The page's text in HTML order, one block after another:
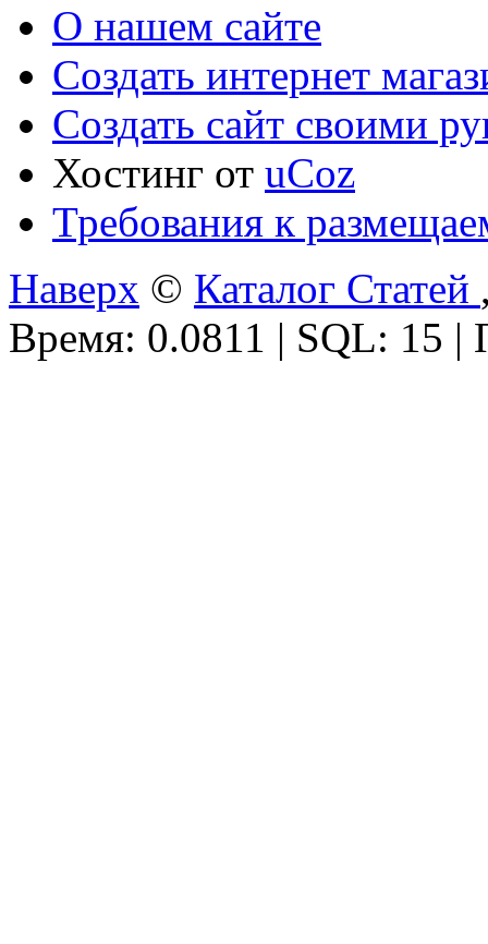
О нашем сайте
Создать интернет
Создать сайт своими
Хостинг от uCoz
Требования к
Наверх © Каталог Статей
Время: 0.0811 | SQL: 15